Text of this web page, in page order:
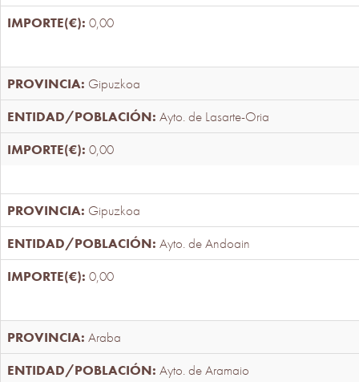
0,00
Gipuzkoa
Ayto. de Lasarte-Oria
0,00
Gipuzkoa
Ayto. de Andoain
0,00
Araba
Ayto. de Aramaio